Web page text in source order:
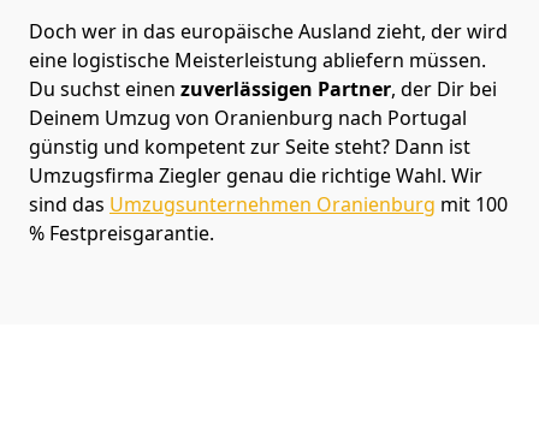
Doch wer in das europäische Ausland zieht, der wird
eine logistische Meisterleistung abliefern müssen.
Du suchst einen zuverlässigen Partner, der Dir bei
Deinem Umzug von Oranienburg nach Portugal
günstig und kompetent zur Seite steht? Dann ist
Umzugsfirma Zieglergenau die richtige Wahl. Wir
sind das Umzugsunternehmen Oranienburg mit 100
% Festpreisgarantie.